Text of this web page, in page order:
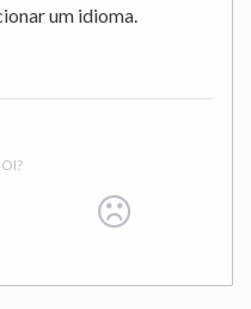
um idioma.